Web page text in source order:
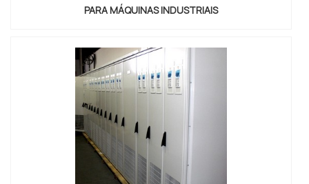
PARA MÁQUINAS INDUSTRIAIS